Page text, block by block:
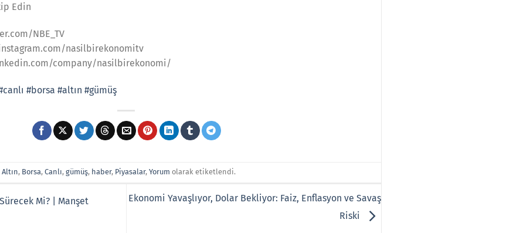
Edin
NBE_TV
nasilbirekonomitv
company/nasilbirekonomi/
#borsa #altın #gümüş
Altın, Borsa,Canlı,gümüş, haber, Piyasalar,Yorum olarak etiketlendi.
Sürecek Mi? | Manşet
Ekonomi Yavaşlıyor, Dolar Bekliyor: Faiz, Enflasyon ve Savaş
Riski